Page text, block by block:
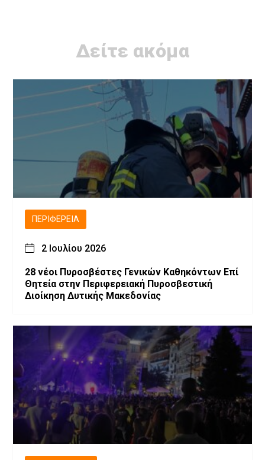
Δείτε ακόμα
ΠΕΡΙΦΈΡΕΙΑ
2 Ιουλίου 2026
28 νέοι Πυροσβέστες Γενικών Καθηκόντων Επί
Θητεία στην Περιφερειακή Πυροσβεστική
Διοίκηση Δυτικής Μακεδονίας